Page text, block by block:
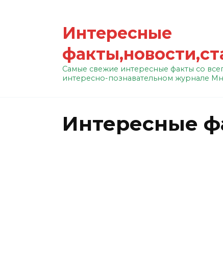
Интересные
Самые свежие интересные факты со
интересно-познавательном журнале
Интересные